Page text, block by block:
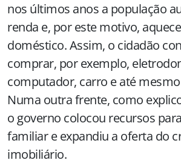
nos últimos anos a população
renda e, por este motivo,
doméstico. Assim, o cidadão
comprar, por exemplo,
computador, carro e até
Numa outra frente, como
o governo colocou recursos
familiar e expandiu a oferta do
imobiliário.